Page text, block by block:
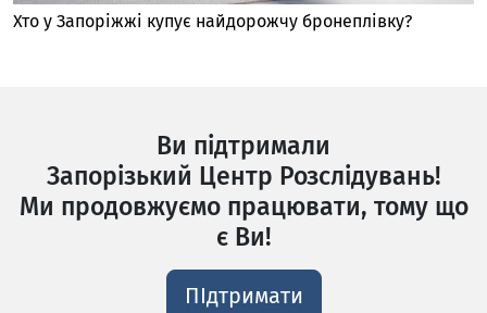
Хто у Запоріжжі купує найдорожчу бронеплівку?
Ви підтримали
Запорізький Центр Розслідувань!
Ми продовжуємо працювати, тому що
є Ви!
ПІдтримати